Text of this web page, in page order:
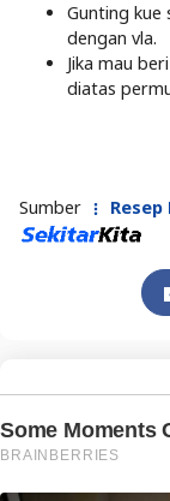
Gunting kue
dengan vla.
Jika mau
diatas
Sumber